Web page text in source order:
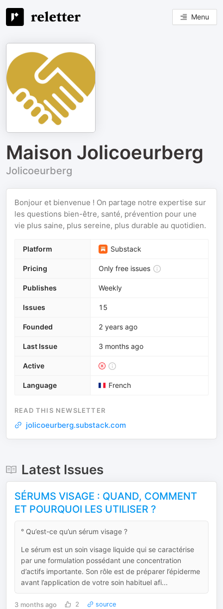
Menu
Maison Jolicoeurberg
Jolicoeurberg
Bonjour et bienvenue ! On partage notre expertise sur
les questions bien-être, santé, prévention pour une
vie plus saine, plus sereine, plus durable au quotidien.
Platform Substack
Pricing Only free issues
Publishes Weekly
Issues 15
Founded 2 years ago
Last Issue 3 months ago
Active
Language French
READ THIS NEWSLETTER
jolicoeurberg.substack.com
Latest Issues
SÉRUMS VISAGE : QUAND, COMMENT
ET POURQUOI LES UTILISER ?
° Qu’est-ce qu’un sérum visage ?
Le sérum est un soin visage liquide qui se caractérise
par une formulation possédant une concentration
d’actifs importante. Son rôle est de préparer l’épiderme
avant l’application de votre soin habituel afi...
3 months ago 2 source